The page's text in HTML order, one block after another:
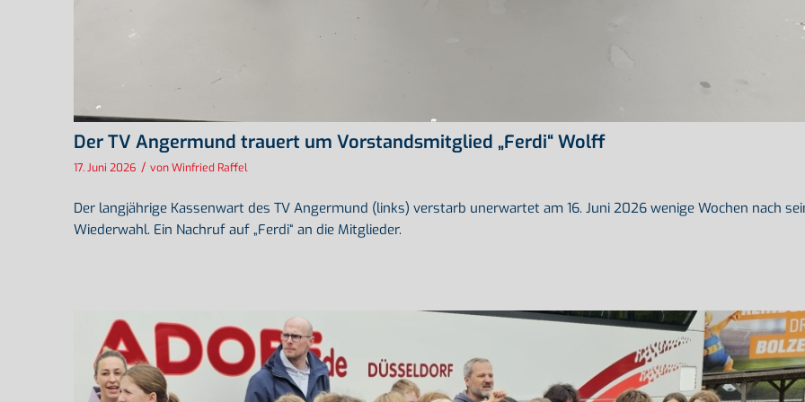
Der TV Angermund trauert um Vorstandsmitglied „Ferdi“ Wolff
17. Juni 2026 / vonWinfried Raffel
Der langjährige Kassenwart des TV Angermund (links) verstarb unerwartet am 16. Juni 2026 wenige Wochen nach
Wiederwahl. Ein Nachruf auf „Ferdi“ an die Mitglieder.